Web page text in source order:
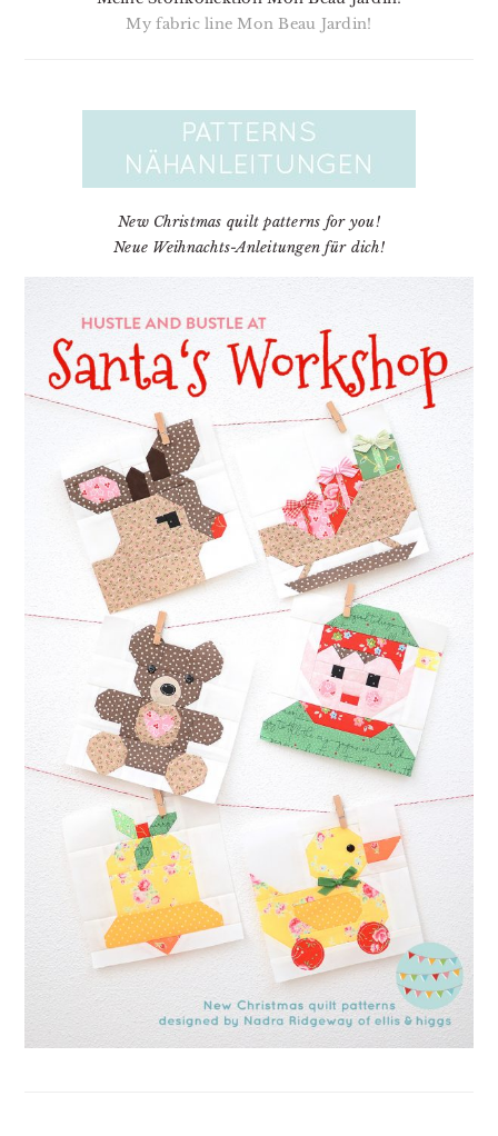
My fabric line Mon Beau Jardin!
New Christmas quilt patterns for you!
Neue Weihnachts-Anleitungen für dich!